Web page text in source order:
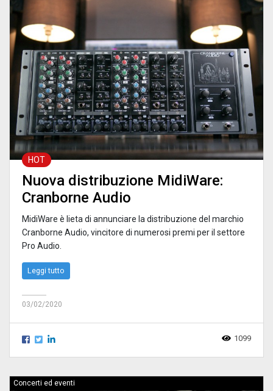
HOT
Nuova distribuzione MidiWare:
Cranborne Audio
MidiWare è lieta di annunciare la distribuzione del marchio
Cranborne Audio, vincitore di numerosi premi per il settore
Pro Audio.
Leggi tutto
03/02/2020
1099
Concerti ed eventi